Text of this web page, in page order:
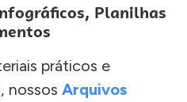
Planilhas
práticos e
nossos Arquivos